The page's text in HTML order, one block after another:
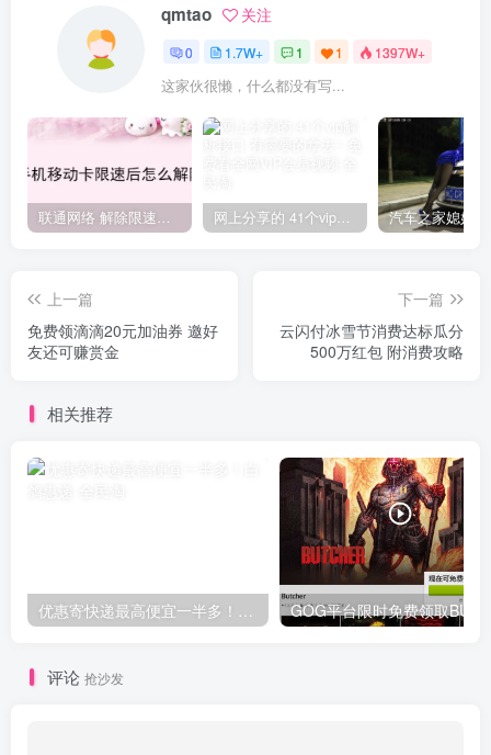
qmtao 关注
0 1.7W+ 1 1 1397W+
这家伙很懒，什么都没有写...
联通网络 解除限速方法参考！畅享、畅玩、老白干等及其它地区自测了 网上分享的 41个vip解析接口 有需要的拿去~ 免费看全网VIP会员视频
上一篇
免费领滴滴20元加油券 邀好
友还可赚赏金
下一篇
云闪付冰雪节消费达标瓜分
500万红包 附消费攻略
相关推荐
优惠寄快递最高便宜一半多！白鸽惠递
评论 抢沙发